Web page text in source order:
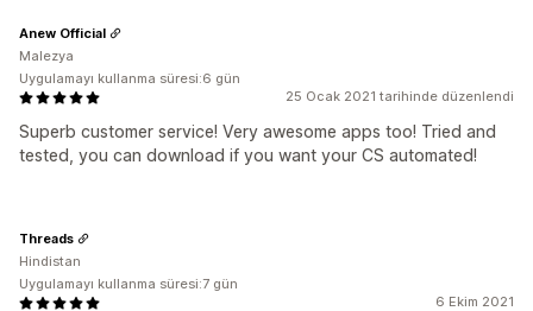
25 Ocak 2021 tarihinde düzenlendi
Superb customer service! Very awesome apps too! Tried and
tested, you can download if you want your CS automated!
Anew Official
Malezya
Uygulamayı kullanma süresi:6 gün
6 Ekim 2021
Threads
Hindistan
Uygulamayı kullanma süresi:7 gün